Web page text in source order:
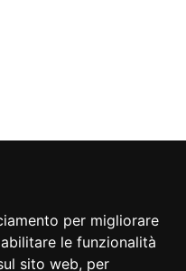
per migliorare
le funzionalità
sito web, per